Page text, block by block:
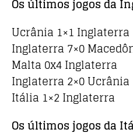
Os últimos jogos da
Ucrânia 1×1 Inglaterra
Inglaterra 7×0
Malta 0x4 Inglaterra
Inglaterra 2×0 Ucrânia
Itália 1×2 Inglaterra
Os últimos jogos da